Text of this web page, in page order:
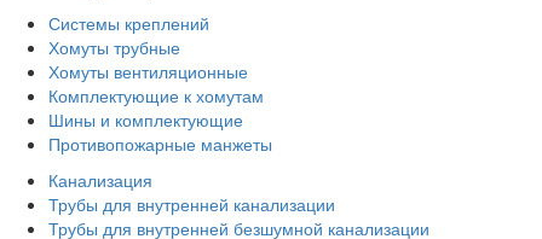
Системы креплений
Хомуты трубные
Хомуты вентиляционные
Комплектующие к хомутам
Шины и комплектующие
Противопожарные манжеты
Канализация
Трубы для внутренней канализации
Трубы для внутренней безшумной канализации